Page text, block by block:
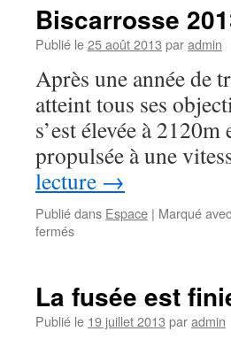
de
presse
Némo’Space
2013
Biscarrosse
Publié le25 août 2013 paradmin
Après une année de
atteint tous ses
s’est élevée à
propulsée à une
lecture →
Publié dans Espace | Marqué avec
ferméssur
Photos
et
La fusée est
Publié le 19 juillet 2013 paradmin